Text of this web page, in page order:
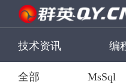
技术资讯 编
全部 MsSql